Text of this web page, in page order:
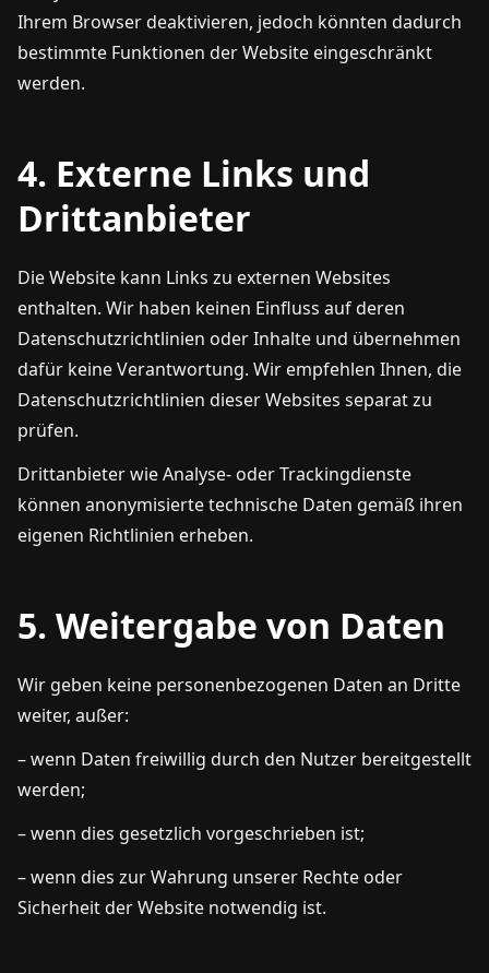
Ihrem Browser deaktivieren, jedoch könnten dadurch
bestimmte Funktionen der Website eingeschränkt
werden.
4. Externe Links und
Drittanbieter
Die Website kann Links zu externen Websites
enthalten. Wir haben keinen Einfluss auf deren
Datenschutzrichtlinien oder Inhalte und übernehmen
dafür keine Verantwortung. Wir empfehlen Ihnen, die
Datenschutzrichtlinien dieser Websites separat zu
prüfen.
Drittanbieter wie Analyse- oder Trackingdienste
können anonymisierte technische Daten gemäß ihren
eigenen Richtlinien erheben.
5. Weitergabe von Daten
Wir geben keine personenbezogenen Daten an Dritte
weiter, außer:
– wenn Daten freiwillig durch den Nutzer bereitgestellt
werden;
– wenn dies gesetzlich vorgeschrieben ist;
– wenn dies zur Wahrung unserer Rechte oder
Sicherheit der Website notwendig ist.